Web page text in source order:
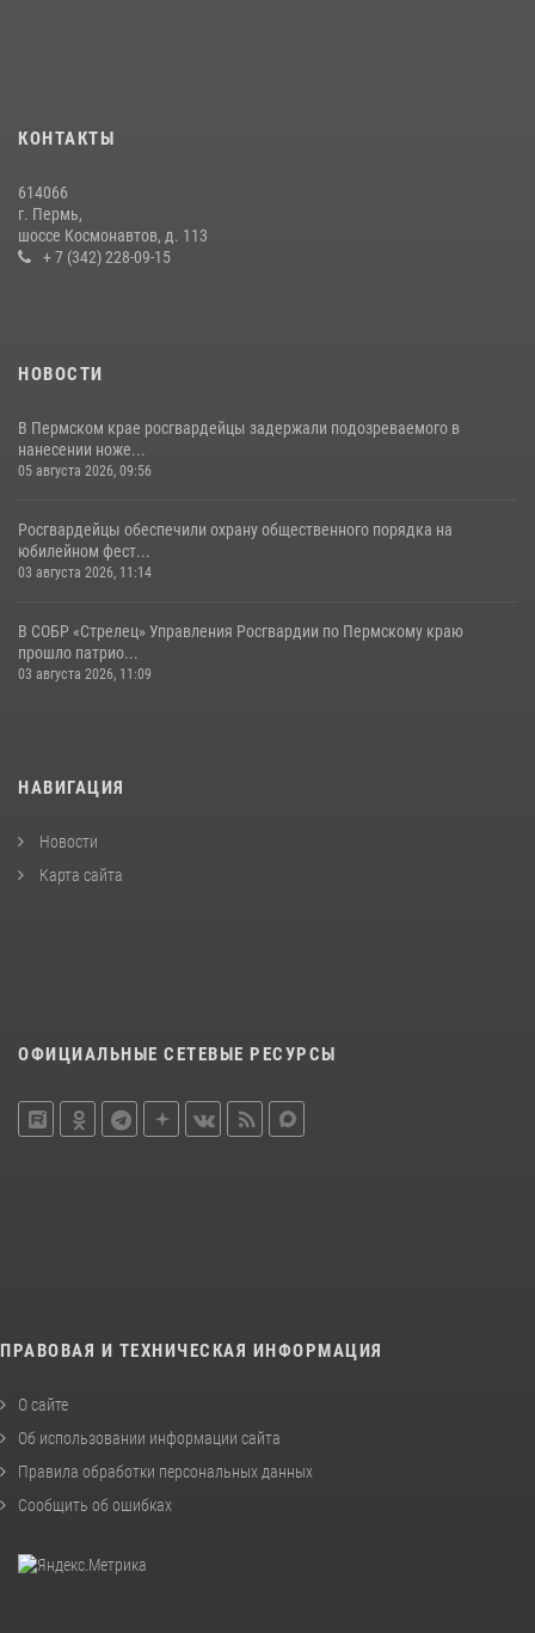
Росгвардейцы провели познавательный урок для юных пермяков
17 июля 2026, 10:34 2
КОНТАКТЫ
614066
г. Пермь,
шоссе Космонавтов, д. 113
+ 7 (342) 228-09-15
НОВОСТИ
В Пермском крае росгвардейцы задержали подозреваемого в
нанесении ноже...
05 августа 2026, 09:56
Росгвардейцы обеспечили охрану общественного порядка на
юбилейном фест...
03 августа 2026, 11:14
В СОБР «Стрелец» Управления Росгвардии по Пермскому краю
прошло патрио...
03 августа 2026, 11:09
НАВИГАЦИЯ
Новости
Карта сайта
ОФИЦИАЛЬНЫЕ СЕТЕВЫЕ РЕСУРСЫ
ПРАВОВАЯ И ТЕХНИЧЕСКАЯ ИНФОРМАЦИЯ
О сайте
Об использовании информации сайта
Правила обработки персональных данных
Сообщить об ошибках